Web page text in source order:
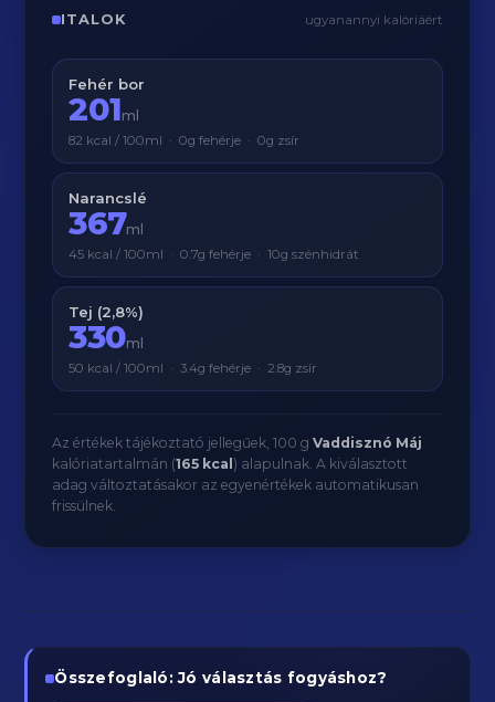
ITALOK ugyanannyi kalóriáért
Fehér bor
201ml
82 kcal / 100ml · 0g fehérje · 0g zsír
Narancslé
367ml
45 kcal / 100ml · 0.7g fehérje · 10g szénhidrát
Tej (2,8%)
330ml
50 kcal / 100ml · 3.4g fehérje · 2.8g zsír
Az értékek tájékoztató jellegűek, 100 gVaddisznó Máj
kalóriatartalmán (165 kcal ) alapulnak. A kiválasztott
adag változtatásakor az egyenértékek automatikusan
frissülnek.
Összefoglaló: Jó választás fogyáshoz?